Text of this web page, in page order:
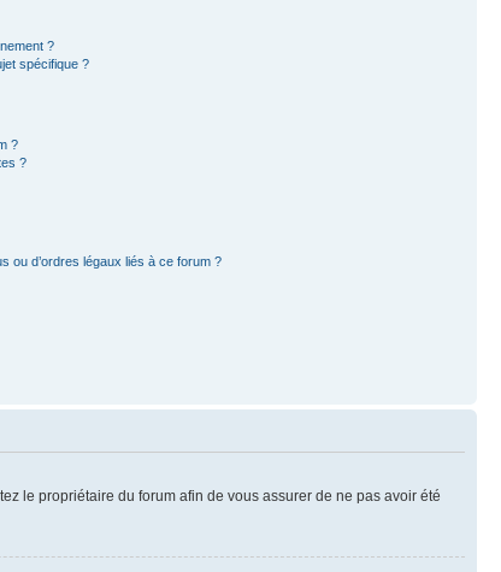
?
spécifique ?
?
?
ou d’ordres légaux liés à ce forum ?
le propriétaire du forum afin de vous assurer de ne pas avoir été